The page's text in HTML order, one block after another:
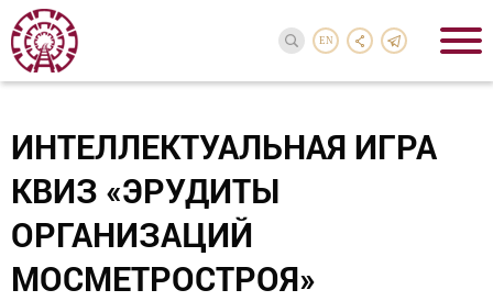
EN
ИНТЕЛЛЕКТУАЛЬНАЯ ИГРА
КВИЗ «ЭРУДИТЫ
ОРГАНИЗАЦИЙ
МОСМЕТРОСТРОЯ»